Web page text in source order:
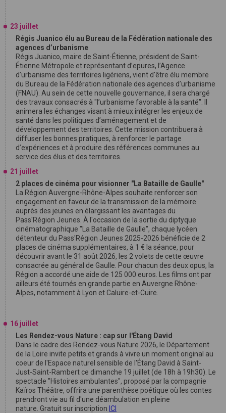
23 juillet
Régis Juanico élu au Bureau de la Fédération nationale des
agences d’urbanisme
Régis Juanico, maire de Saint-Étienne, président de Saint-
Étienne Métropole et représentant d’epures, l’Agence
d’urbanisme des territoires ligériens, vient d'être élu membre
du Bureau de la Fédération nationale des agences d’urbanisme
(FNAU). Au sein de cette nouvelle gouvernance, il sera chargé
des travaux consacrés à "l’urbanisme favorable à la santé". Il
animera les échanges visant à mieux intégrer les enjeux de
santé dans les politiques d’aménagement et de
développement des territoires. Cette mission contribuera à
diffuser les bonnes pratiques, à renforcer le partage
d’expériences et à produire des références communes au
service des élus et des territoires.
21 juillet
2 places de cinéma pour visionner "La Bataille de Gaulle"
La Région Auvergne-Rhône-Alpes souhaite renforcer son
engagement en faveur de la transmission de la mémoire
auprès des jeunes en élargissant les avantages du
Pass'Région Jeunes. À l'occasion de la sortie du diptyque
cinématographique "La Bataille de Gaulle", chaque lycéen
détenteur du Pass'Région Jeunes 2025-2026 bénéficie de 2
places de cinéma supplémentaires, à 1 € la séance, pour
découvrir avant le 31 août 2026, les 2 volets de cette œuvre
consacrée au général de Gaulle. Pour chacun des deux opus, la
Région a accordé une aide de 125 000 euros. Les films ont par
ailleurs été tournés en grande partie en Auvergne Rhône-
Alpes, notamment à Lyon et Caluire-et-Cuire.
16 juillet
Les Rendez-vous Nature : cap sur l'Étang David
Dans le cadre des Rendez-vous Nature 2026, le Département
de la Loire invite petits et grands à vivre un moment original au
coeur de l'Espace naturel sensible de l'Étang David à Saint-
Just-Saint-Rambert ce dimanche 19 juillet (de 18h à 19h30). Le
spectacle "Histoires ambulantes", proposé par la compagnie
Kaïros Théâtre, offrira une parenthèse poétique où les contes
prendront vie au fil d'une déambulation en pleine
nature. Gratuit sur inscription ICI